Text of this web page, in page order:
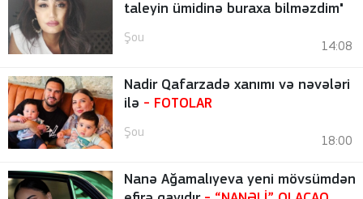
taleyin ümidinə buraxa bilməzdim"
Şou
14:08
Nadir Qafarzadə xanımı və nəvələri
ilə - FOTOLAR
Şou
18:00
Nanə Ağamalıyeva yeni mövsümdən